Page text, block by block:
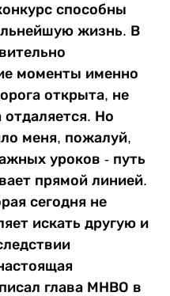
способны
жизнь. В
моменты именно
открыта, не
отдаляется. Но
меня, пожалуй,
уроков - путь
прямой линией.
сегодня не
искать другую и
глава МНВО в